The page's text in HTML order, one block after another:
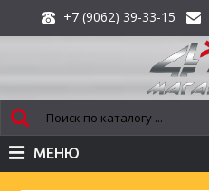
+7 (9062) 39-33-15
МЕНЮ